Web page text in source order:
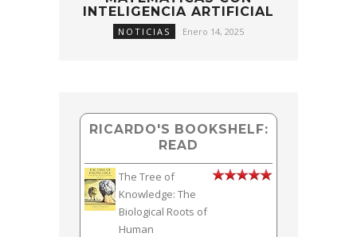
INTELIGENCIA ARTIFICIAL
NOTICIAS Enero 14, 2025
RICARDO'S BOOKSHELF:
READ
The Tree of
Knowledge: The
Biological Roots of
Human